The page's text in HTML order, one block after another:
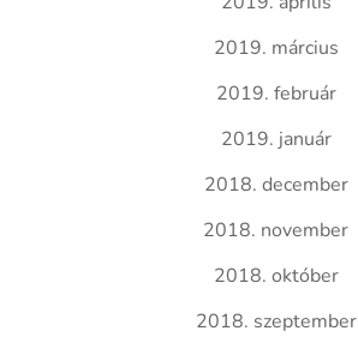
2019. március
2019. február
2019. január
2018. december
2018. november
2018. október
2018. szeptember